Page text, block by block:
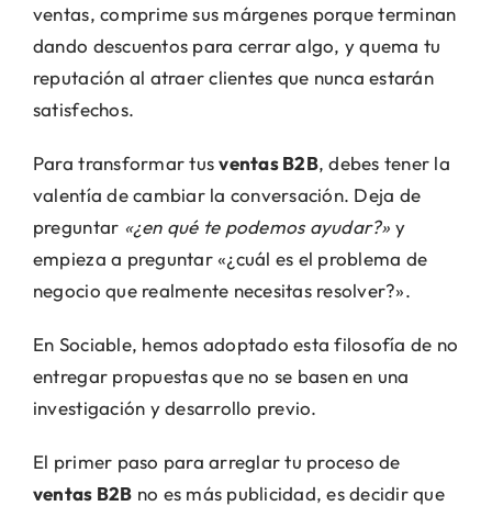
ventas, comprime sus márgenes porque terminan
dando descuentos para cerrar algo, y quema tu
reputación al atraer clientes que nunca estarán
satisfechos.
Para transformar tusventas B2B, debes tener la
valentía de cambiar la conversación. Deja de
preguntar «¿en qué te podemos ayudar?» y
empieza a preguntar «¿cuál es el problema de
negocio que realmente necesitas resolver?».
En Sociable, hemos adoptado esta filosofía de no
entregar propuestas que no se basen en una
investigación y desarrollo previo.
El primer paso para arreglar tu proceso de
ventas B2B no es más publicidad, es decidir que